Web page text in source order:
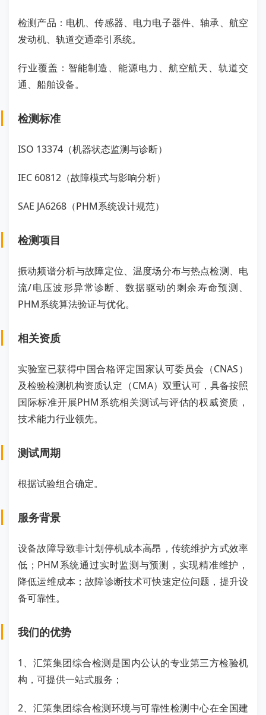
检测产品：电机、传感器、电力电子器件、轴承、航空
发动机、轨道交通牵引系统。
行业覆盖：智能制造、能源电力、航空航天、轨道交
通、船舶设备。
检测标准
ISO 13374（机器状态监测与诊断）
IEC 60812（故障模式与影响分析）
SAE JA6268（PHM系统设计规范）
检测项目
振动频谱分析与故障定位、温度场分布与热点检测、电
流/电压波形异常诊断、数据驱动的剩余寿命预测、
PHM系统算法验证与优化。
相关资质
实验室已获得中国合格评定国家认可委员会（CNAS）
及检验检测机构资质认定（CMA）双重认可，具备按照
国际标准开展PHM系统相关测试与评估的权威资质，
技术能力行业领先。
测试周期
根据试验组合确定。
服务背景
设备故障导致非计划停机成本高昂，传统维护方式效率
低；PHM系统通过实时监测与预测，实现精准维护，
降低运维成本；故障诊断技术可快速定位问题，提升设
备可靠性。
我们的优势
1、汇策集团综合检测是国内公认的专业第三方检验机
构，可提供一站式服务；
2、汇策集团综合检测环境与可靠性检测中心在全国建